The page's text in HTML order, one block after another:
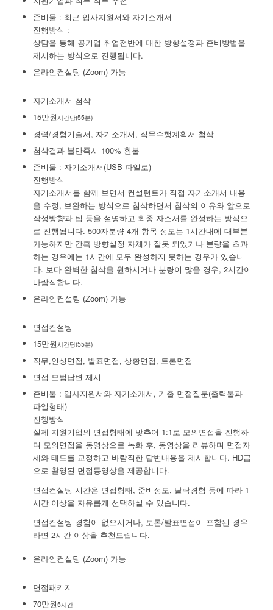
준비물 : 최근 입사지원서와 자기소개서
진행방식 :
상담을 통해 공기업 취업전반에 대한 방향설정과 준비방법을
제시하는 방식으로 진행됩니다.
온라인컨설팅 (Zoom) 가능
자기소개서 첨삭
15만원시간당(55분)
경력/경험기술서, 자기소개서, 직무수행계획서 첨삭
첨삭결과 불만족시 100% 환불
준비물 : 자기소개서(USB 파일로)
진행방식
자기소개서를 함께 보면서 컨설턴트가 직접 자기소개서 내용
을 수정, 보완하는 방식으로 첨삭하면서 첨삭의 이유와 앞으로
작성방향과 팁 등을 설명하고 최종 자소서를 완성하는 방식으
로 진행됩니다. 500자분량 4개 항목 정도는 1시간내에 대부분
가능하지만 간혹 방향설정 자체가 잘못 되었거나 분량을 초과
하는 경우에는 1시간에 모두 완성하지 못하는 경우가 있습니
다. 보다 완벽한 첨삭을 원하시거나 분량이 많을 경우, 2시간이
바람직합니다.
온라인컨설팅 (Zoom) 가능
면접컨설팅
15만원시간당(55분)
직무,인성면접, 발표면접, 상황면접, 토론면접
면접 모범답변 제시
준비물 : 입사지원서와 자기소개서, 기출 면접질문(출력물과
파일형태)
진행방식
실제 지원기업의 면접형태에 맞추어 1:1로 모의면접을 진행하
며 모의면접을 동영상으로 녹화 후, 동영상을 리뷰하며 면접자
세와 태도를 교정하고 바람직한 답변내용을 제시합니다. HD급
으로 촬영된 면접동영상을 제공합니다.
면접컨설팅 시간은 면접형태, 준비정도, 탈락경험 등에 따라 1
시간 이상을 자유롭게 선택하실 수 있습니다.
면접컨설팅 경험이 없으시거나, 토론/발표면접이 포함된 경우
라면 2시간 이상을 추천드립니다.
온라인컨설팅 (Zoom) 가능
면접패키지
70만원5시간